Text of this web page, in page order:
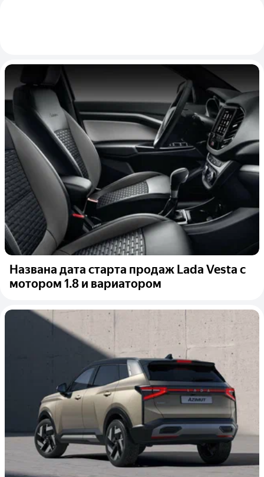
Названа дата старта продаж Lada Vesta с
мотором 1.8 и вариатором